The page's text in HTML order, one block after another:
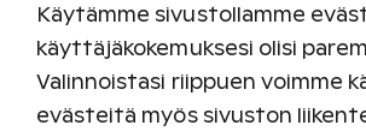
Pysäköinti alueella on maksullista
€/vrk). Villas 1 -rakennuksen
pysäköintialueella on
Käytämme sivustollamme
käyttäjäkokemuksesi olisi
Valinnoistasi riippuen voimme
evästeitä myös sivuston